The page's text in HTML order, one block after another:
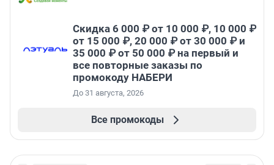
Скидка 6 000 ₽ от 10 000 ₽, 10 000 ₽
от 15 000 ₽, 20 000 ₽ от 30 000 ₽ и
35 000 ₽ от 50 000 ₽ на первый и
все повторные заказы по
промокоду НАБЕРИ
До 31 августа, 2026
Все промокоды